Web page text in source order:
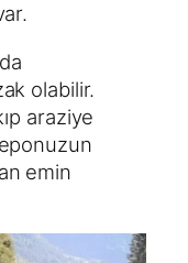
olabilir.
araziye
emin